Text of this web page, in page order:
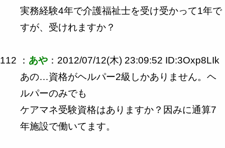
実務経験4年で介護福祉士を受け受かって1年で
すが、受けれますか？
112 ： あや ：2012/07/12(木) 23:09:52 ID:3Oxp8LIk
あの…資格がヘルパー2級しかありません。ヘ
ルパーのみでも
ケアマネ受験資格はありますか？因みに通算7
年施設で働いてます。